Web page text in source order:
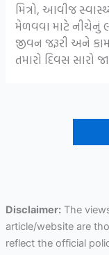
મિત્રો, આવીજ
મેળવવા માટે નીચેનું
જીવન જરૂરી અને
તમારો દિવસ સારો
Disclaimer:The
article/website are
reflect the official